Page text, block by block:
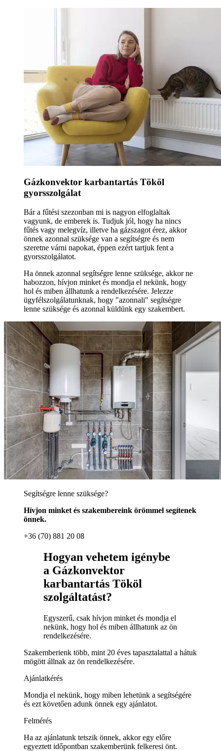
Gázkonvektor karbantartás Tököl
gyorsszolgálat
Bár a fűtési szezonban mi is nagyon elfoglaltak
vagyunk, de emberek is. Tudjuk jól, hogy ha nincs
fűtés vagy melegvíz, illetve ha gázszagot érez, akkor
önnek azonnal szüksége van a segítségre és nem
szeretne várni napokat, éppen ezért tartjuk fent a
gyorsszolgálatot.
Ha önnek azonnal segítségre lenne szüksége, akkor ne
habozzon, hívjon minket és mondja el nekünk, hogy
hol és miben állhatunk a rendelkezésére. Jelezze
ügyfélszolgálatunknak, hogy "azonnali" segítségre
lenne szüksége és azonnal küldünk egy szakembert.
Segítségre lenne szüksége?
Hívjon minket és szakembereink örömmel segítenek
önnek.
+36 (70) 881 20 08
Hogyan vehetem igénybe
a Gázkonvektor
karbantartás Tököl
szolgáltatást?
Egyszerű, csak hívjon minket és mondja el
nekünk, hogy hol és miben állhatunk az ön
rendelkezésére.
Szakemberienk több, mint 20 éves tapasztalattal a hátuk
mögött állnak az ön rendelkezésére.
Ajánlatkérés
Mondja el nekünk, hogy miben lehetünk a segítségére
és ezt követően adunk önnek egy ajánlatot.
Felmérés
Ha az ajánlatunk tetszik önnek, akkor egy előre
egyeztett időpontban szakemberünk felkeresi önt.